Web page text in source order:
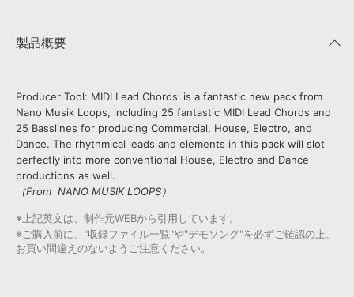
SLS
製品概要
Producer Tool: MIDI Lead Chords' is a fantastic new pack from
Nano Musik Loops, including 25 fantastic MIDI Lead Chords and
25 Basslines for producing Commercial, House, Electro, and
Dance. The rhythmical leads and elements in this pack will slot
perfectly into more conventional House, Electro and Dance
productions as well.
（From NANO MUSIK LOOPS）
※上記英文は、制作元WEBから引用しています。
※ご購入前に、"収録ファイル一覧"や"デモソング"を必ずご確認の上、
お買い間違えのないようご注意ください。